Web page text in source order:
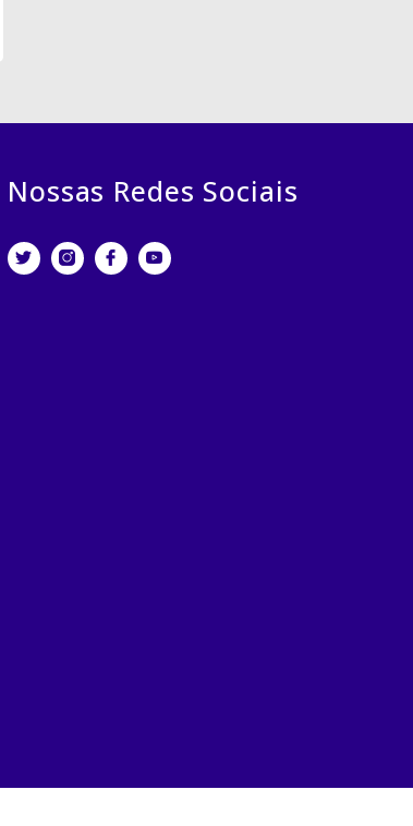
Nossas Redes Sociais